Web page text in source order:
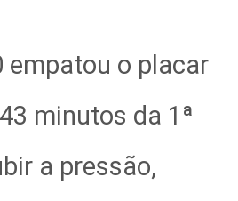
empatou o placar
minutos da 1ª
a pressão,